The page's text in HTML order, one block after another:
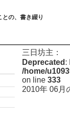
との、書き綴り
三日坊主：
Deprecated :
/home/
on line 333
2010年 06月